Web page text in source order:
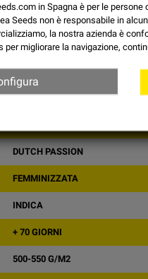
l’insonnia, la
DUTCH PASSION
FEMMINIZZATA
INDICA
+ 70 GIORNI
500-550 G/M2
in Spagna è per le
Seeds non è responsabile in
la nostra azienda è
per migliorare la navigazione,